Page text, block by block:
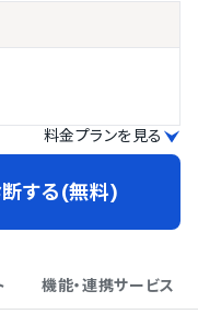
料金プランを見る
する(無料)
機能・連携サービス